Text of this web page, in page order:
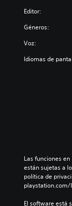
Editor:
Géneros:
Voz:
Idiomas de
Las funciones
están sujetas a
política de
El software está